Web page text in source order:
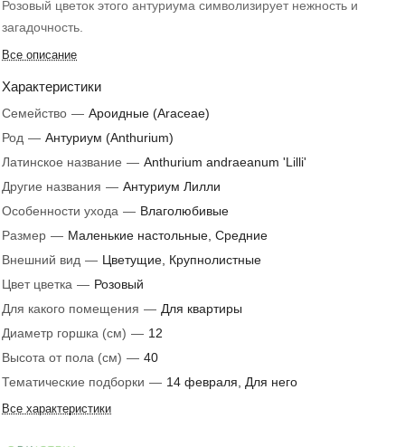
Розовый цветок этого антуриума символизирует нежность и
загадочность.
Все описание
Характеристики
Семейство — Ароидные (Araceae)
Род — Антуриум (Anthurium)
Латинское название — Anthurium andraeanum 'Lilli'
Другие названия — Антуриум Лилли
Особенности ухода — Влаголюбивые
Размер — Маленькие настольные, Средние
Внешний вид — Цветущие, Крупнолистные
Цвет цветка — Розовый
Для какого помещения — Для квартиры
Диаметр горшка (см) — 12
Высота от пола (см) — 40
Тематические подборки — 14 февраля, Для него
Все характеристики